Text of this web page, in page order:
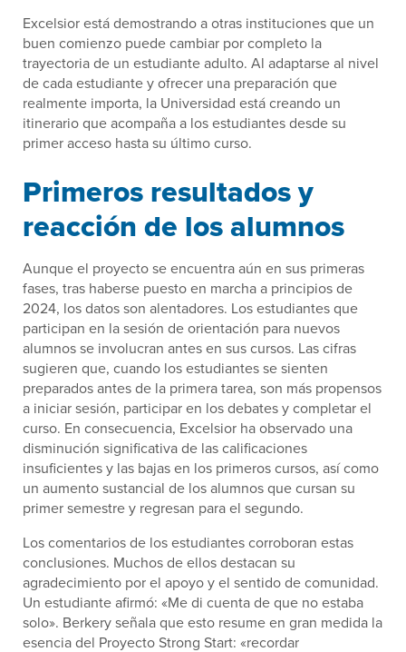
Excelsior está demostrando a otras instituciones que un
buen comienzo puede cambiar por completo la
trayectoria de un estudiante adulto. Al adaptarse al nivel
de cada estudiante y ofrecer una preparación que
realmente importa, la Universidad está creando un
itinerario que acompaña a los estudiantes desde su
primer acceso hasta su último curso.
Primeros resultados y
reacción de los alumnos
Aunque el proyecto se encuentra aún en sus primeras
fases, tras haberse puesto en marcha a principios de
2024, los datos son alentadores. Los estudiantes que
participan en la sesión de orientación para nuevos
alumnos se involucran antes en sus cursos. Las cifras
sugieren que, cuando los estudiantes se sienten
preparados antes de la primera tarea, son más propensos
a iniciar sesión, participar en los debates y completar el
curso. En consecuencia, Excelsior ha observado una
disminución significativa de las calificaciones
insuficientes y las bajas en los primeros cursos, así como
un aumento sustancial de los alumnos que cursan su
primer semestre y regresan para el segundo.
Los comentarios de los estudiantes corroboran estas
conclusiones. Muchos de ellos destacan su
agradecimiento por el apoyo y el sentido de comunidad.
Un estudiante afirmó: «Me di cuenta de que no estaba
solo». Berkery señala que esto resume en gran medida la
esencia del Proyecto Strong Start: «recordar